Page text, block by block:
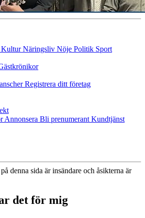
KulturNäringsliv Nöje Politik Sport
Registrera ditt företag
Annonsera Bli prenumerant Kundtjänst
denna sida är insändare och åsikterna är
det för mig